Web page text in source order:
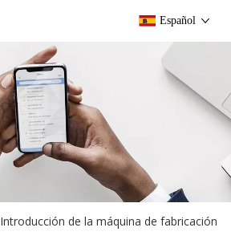
Español
Introducción de la máquina de fabricación